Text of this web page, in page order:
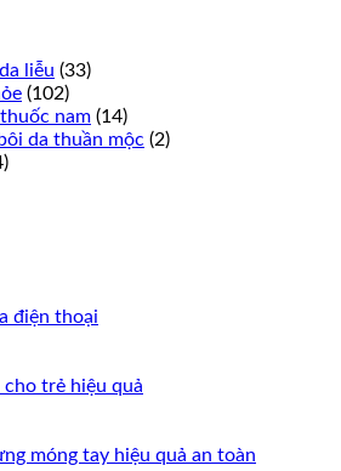
liễu (33)
(102)
nam (14)
da thuần mộc (2)
điện thoại
trẻ hiệu quả
móng tay hiệu quả an toàn